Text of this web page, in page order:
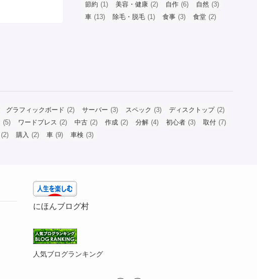
節約 (1) 美容・健康 (2) 自作 (6) 自然 (3)
車 (13) 除毛・脱毛 (1) 食事 (3) 食堂 (2)
グラフィックボード (2) サーバー (3) スペック (3) ディスクトップ (2)
(5) ワードプレス (2) 中古 (2) 作成 (2) 分解 (4) 初心者 (3) 取付 (7)
(2) 購入 (2) 車 (9) 車検 (3)
にほんブログ村
人気ブログランキング